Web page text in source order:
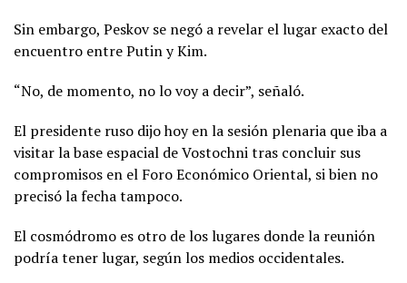
Sin embargo, Peskov se negó a revelar el lugar exacto del
encuentro entre Putin y Kim.
“No, de momento, no lo voy a decir”, señaló.
El presidente ruso dijo hoy en la sesión plenaria que iba a
visitar la base espacial de Vostochni tras concluir sus
compromisos en el Foro Económico Oriental, si bien no
precisó la fecha tampoco.
El cosmódromo es otro de los lugares donde la reunión
podría tener lugar, según los medios occidentales.